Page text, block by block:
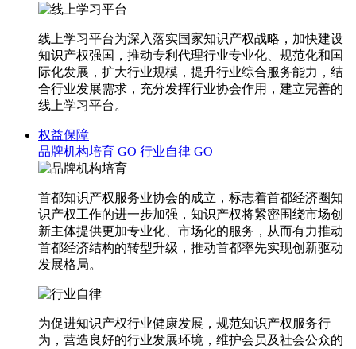
线上学习平台为深入落实国家知识产权战略，加快建设
知识产权强国，推动专利代理行业专业化、规范化和国
际化发展，扩大行业规模，提升行业综合服务能力，结
合行业发展需求，充分发挥行业协会作用，建立完善的
线上学习平台。
权益保障
品牌机构培育 GO 行业自律 GO
首都知识产权服务业协会的成立，标志着首都经济圈知
识产权工作的进一步加强，知识产权将紧密围绕市场创
新主体提供更加专业化、市场化的服务，从而有力推动
首都经济结构的转型升级，推动首都率先实现创新驱动
发展格局。
为促进知识产权行业健康发展，规范知识产权服务行
为，营造良好的行业发展环境，维护会员及社会公众的